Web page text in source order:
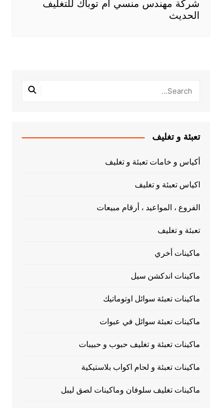
شركة مهندس منسي ام توباك للتغليف
الحديث
تعبئة و تغليف
أكياس و خامات تعبئة و تغليف
اكياس تعبئة و تغليف
الفروع ، المواعيد ، أرقام مبيعات
تعبئة و تغليف
ماكينات أخري
ماكينات اندكشن سيل
ماكينات تعبئة سوائل اوتوماتيك
ماكينات تعبئة سوائل في عبوات
ماكينات تعبئة و تغليف حبوب و حبيبات
ماكينات تعبئة و لحام اكواب بلاستيكية
ماكينات تغليف سلوفان وماكينات لصق ليبل